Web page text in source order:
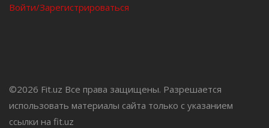
Войти/Зарегистрироваться
©2026 Fit.uz Все права защищены. Разрешается
использовать материалы сайта только с указанием
ссылки на fit.uz